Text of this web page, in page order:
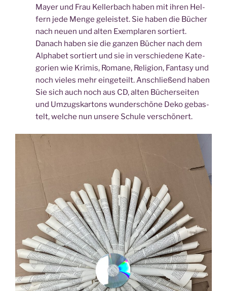
May­er und Frau Kel­ler­bach haben mit ihren Hel­
fern jede Men­ge geleis­tet. Sie haben die Bücher
nach neu­en und alten Exem­pla­ren sortiert.
Danach haben sie die gan­zen Bücher nach dem
Alpha­bet sor­tiert und sie in ver­schie­de­ne Kate­
go­rien wie Kri­mis, Roma­ne, Reli­gi­on, Fan­ta­sy und
noch vie­les mehr ein­ge­teilt. Anschlie­ßend haben
Sie sich auch noch aus CD, alten Bücher­sei­ten
und Umzugs­kar­tons wun­der­schö­ne Deko gebas­
telt, wel­che nun unse­re Schu­le verschönert.